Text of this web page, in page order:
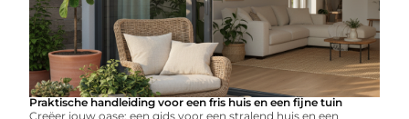
Praktische handleiding voor een fris huis en een fijne tuin
Creëer jouw oase: een gids voor een stralend huis en een